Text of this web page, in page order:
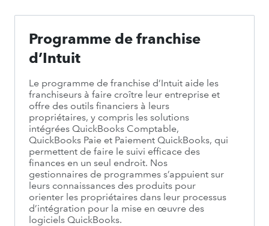
Programme de franchise
d’Intuit
Le programme de franchise d’Intuit aide les
franchiseurs à faire croître leur entreprise et
offre des outils financiers à leurs
propriétaires, y compris les solutions
intégrées QuickBooks Comptable,
QuickBooks Paie et Paiement QuickBooks, qui
permettent de faire le suivi efficace des
finances en un seul endroit. Nos
gestionnaires de programmes s’appuient sur
leurs connaissances des produits pour
orienter les propriétaires dans leur processus
d’intégration pour la mise en œuvre des
logiciels QuickBooks.